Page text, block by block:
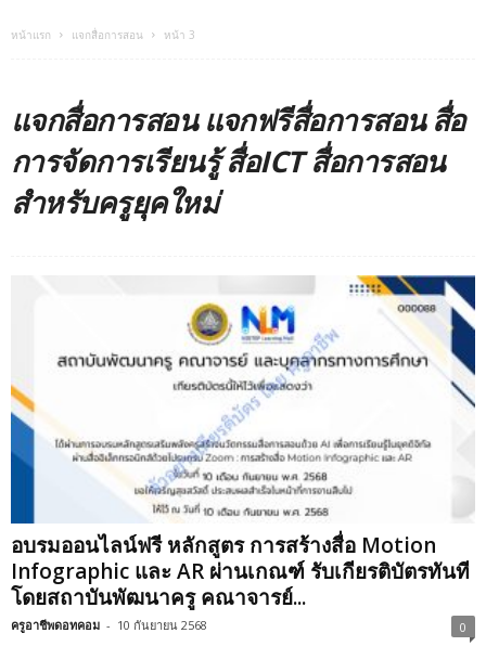
หน้าแรก แจกสื่อการสอน หน้า 3
แจกสื่อการสอน แจกฟรีสื่อการสอน สื่อ
การจัดการเรียนรู้ สื่อICT สื่อการสอน
สำหรับครูยุคใหม่
อบรมออนไลน์ฟรี หลักสูตร การสร้างสื่อ Motion
Infographic และ AR ผ่านเกณฑ์ รับเกียรติบัตรทันที
โดยสถาบันพัฒนาครู คณาจารย์...
ครูอาชีพดอทคอม - 10 กันยายน 2568 0